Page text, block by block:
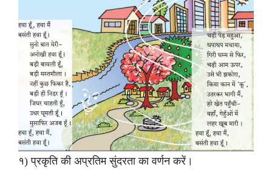
१) प्रकृति की अप्रतिम सुंदरता का वर्णन करें।